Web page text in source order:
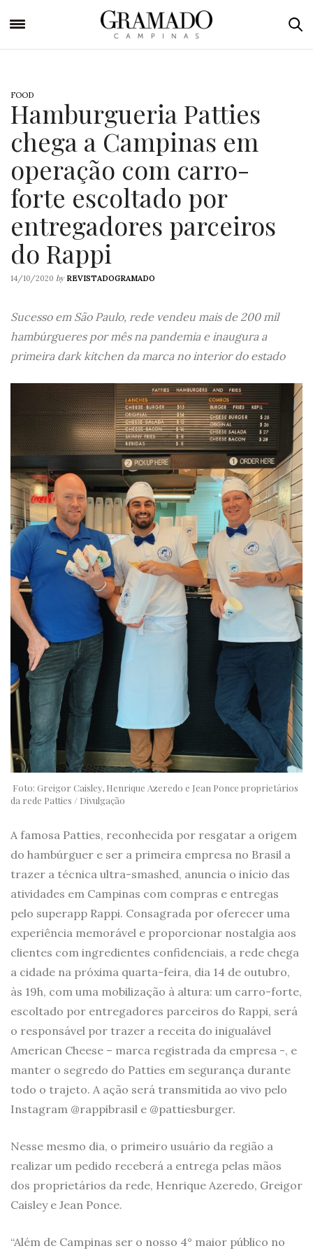
FOOD
Hamburgueria Patties
chega a Campinas em
operação com carro-
forte escoltado por
entregadores parceiros
do Rappi
14/10/2020 by REVISTADOGRAMADO
Sucesso em São Paulo, rede vendeu mais de 200 mil
hambúrgueres por mês na pandemia e inaugura a
primeira dark kitchen da marca no interior do estado
Foto: Greigor Caisley, Henrique Azeredo e Jean Ponce proprietários
da rede Patties / Divulgação
A famosa Patties, reconhecida por resgatar a origem
do hambúrguer e ser a primeira empresa no Brasil a
trazer a técnica ultra-smashed, anuncia o início das
atividades em Campinas com compras e entregas
pelo superapp Rappi. Consagrada por oferecer uma
experiência memorável e proporcionar nostalgia aos
clientes com ingredientes confidenciais, a rede chega
a cidade na próxima quarta-feira, dia 14 de outubro,
às 19h, com uma mobilização à altura: um carro-forte,
escoltado por entregadores parceiros do Rappi, será
o responsável por trazer a receita do inigualável
American Cheese – marca registrada da empresa -, e
manter o segredo do Patties em segurança durante
todo o trajeto. A ação será transmitida ao vivo pelo
Instagram @rappibrasil e @pattiesburger.
Nesse mesmo dia, o primeiro usuário da região a
realizar um pedido receberá a entrega pelas mãos
dos proprietários da rede, Henrique Azeredo, Greigor
Caisley e Jean Ponce.
“Além de Campinas ser o nosso 4° maior público no